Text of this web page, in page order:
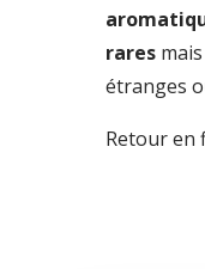
raresmais
étranges
Retour en